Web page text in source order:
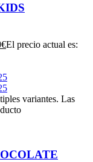
€El precio actual es:
variantes. Las